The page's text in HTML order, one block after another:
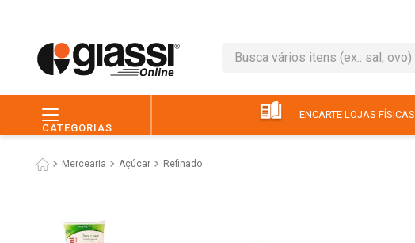
Busca vários itens (ex.: sal, ovo)
CATEGORIAS
ENCARTE LOJAS FÍSICAS
Mercearia Açúcar Refinado
leite